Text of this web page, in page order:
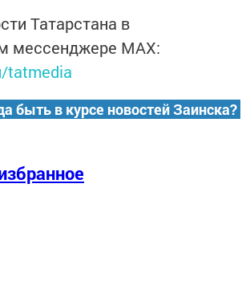
Татарстана в
мессенджере MАХ:
tatmedia
быть в курсе новостей Заинска?